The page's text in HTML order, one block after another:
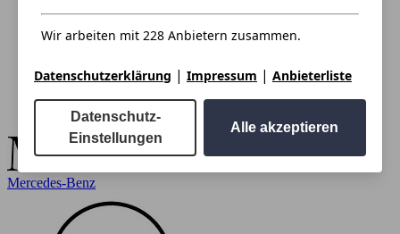
Mercedes-Benz
Wir arbeiten mit 228 Anbietern zusammen.
Datenschutzerklärung | Impressum | Anbieterliste
Datenschutz-
Einstellungen
Alle akzeptieren